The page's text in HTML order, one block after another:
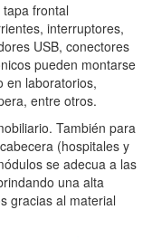
frontal
interruptores,
USB, conectores
pueden montarse
en laboratorios,
entre otros.
También para
(hospitales y
se adecua a las
una alta
gracias al material